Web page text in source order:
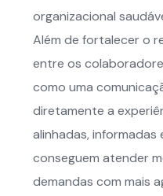
organizacional
Além de fortalecer o
entre os
como uma
diretamente a
alinhadas,
conseguem atender
demandas com mais